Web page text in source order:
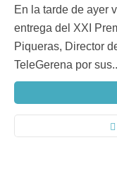
En la tarde de ayer
entrega del XXI
Piqueras, Director
TeleGerena por